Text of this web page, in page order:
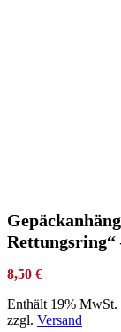
Rettungsring“
8,50 €
Enthält 19% MwSt.
zzgl. Versand